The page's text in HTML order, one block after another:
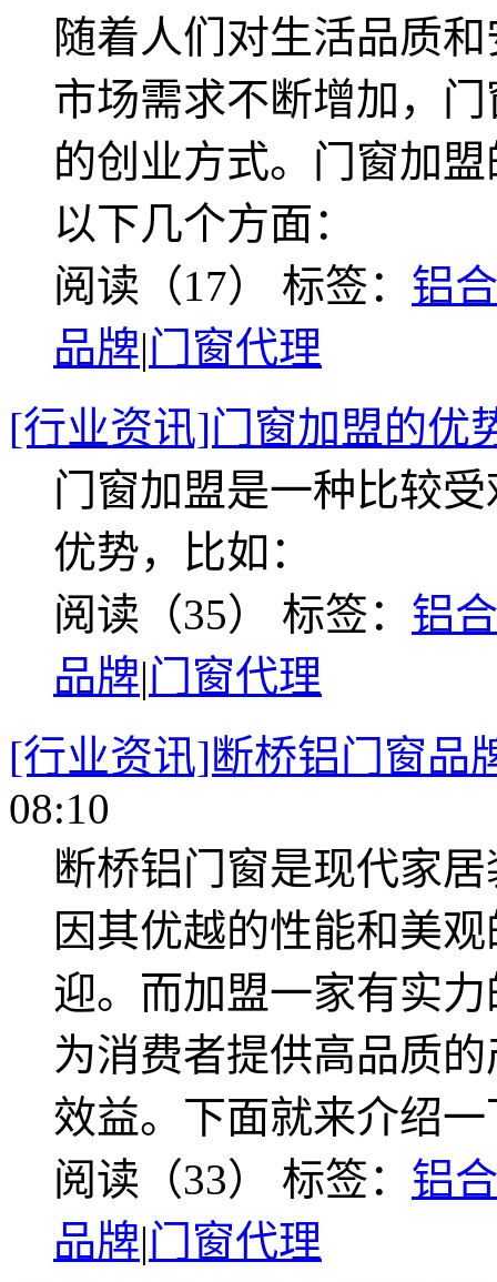
随着人们对生活品质
市场需求不断增加，
的创业方式。门窗加
以下几个方面：
阅读（17） 标签： 铝
品牌|门窗代理
[行业资讯]门窗加盟的优
门窗加盟是一种比较
优势，比如：
阅读（35） 标签： 铝
品牌|门窗代理
[行业资讯]断桥铝门窗品
08:10
断桥铝门窗是现代家
因其优越的性能和美
迎。而加盟一家有实
为消费者提供高品质
效益。下面就来介绍一
阅读（33） 标签： 铝
品牌|门窗代理